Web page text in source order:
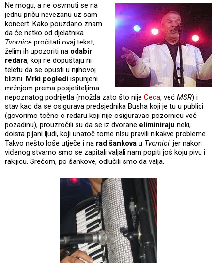
Ne mogu, a ne osvrnuti se na
jednu priču nevezanu uz sam
koncert. Kako pouzdano znam
da će netko od djelatnika
Tvornice pročitati ovaj tekst,
želim ih upozoriti na odabir
redara, koji ne dopuštaju ni
teletu da se opusti u njihovoj
blizini. Mrki pogledi ispunjeni
mržnjom prema posjetiteljima
nepoznatog podrijetla (možda zato što nije Ceca, već MSR) i
stav kao da se osigurava predsjednika Busha koji je tu u publici
(govorimo točno o redaru koji nije osiguravao pozornicu već
pozadinu), prouzročili su da se iz dvorane eliminiraju neki,
doista pijani ljudi, koji unatoč tome nisu pravili nikakve probleme.
Takvo nešto loše utječe i na rad šankova u Tvornici, jer nakon
viđenog stvarno smo se zapitali valjali nam popiti još koju pivu i
rakijicu. Srećom, po šankove, odlučili smo da valja.